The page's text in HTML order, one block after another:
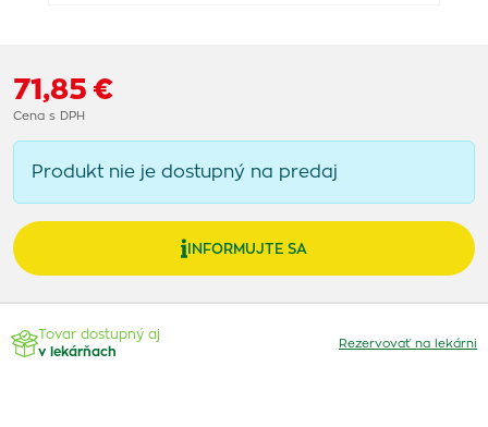
71,85 €
Cena s DPH
Produkt nie je dostupný na predaj
INFORMUJTE SA
Tovar dostupný aj
v lekárňach
Rezervovať na lekárni